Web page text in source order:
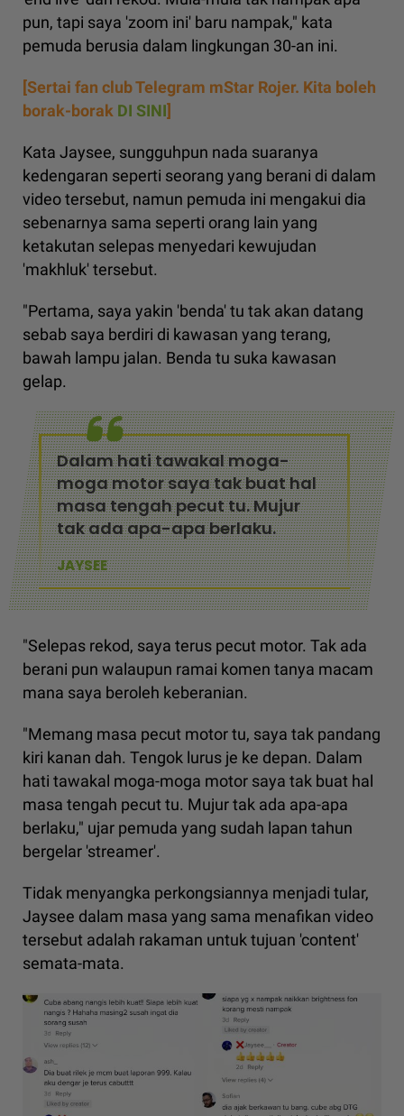
pun, tapi saya 'zoom ini' baru nampak," kata
pemuda berusia dalam lingkungan 30-an ini.
[Sertai fan club Telegram mStar Rojer. Kita boleh
borak-borak DI SINI]
Kata Jaysee, sungguhpun nada suaranya
kedengaran seperti seorang yang berani di dalam
video tersebut, namun pemuda ini mengakui dia
sebenarnya sama seperti orang lain yang
ketakutan selepas menyedari kewujudan
'makhluk' tersebut.
"Pertama, saya yakin 'benda' tu tak akan datang
sebab saya berdiri di kawasan yang terang,
bawah lampu jalan. Benda tu suka kawasan
gelap.
Dalam hati tawakal moga-
moga motor saya tak buat hal
masa tengah pecut tu. Mujur
tak ada apa-apa berlaku.
JAYSEE
"Selepas rekod, saya terus pecut motor. Tak ada
berani pun walaupun ramai komen tanya macam
mana saya beroleh keberanian.
"Memang masa pecut motor tu, saya tak pandang
kiri kanan dah. Tengok lurus je ke depan. Dalam
hati tawakal moga-moga motor saya tak buat hal
masa tengah pecut tu. Mujur tak ada apa-apa
berlaku," ujar pemuda yang sudah lapan tahun
bergelar 'streamer'.
Tidak menyangka perkongsiannya menjadi tular,
Jaysee dalam masa yang sama menafikan video
tersebut adalah rakaman untuk tujuan 'content'
semata-mata.